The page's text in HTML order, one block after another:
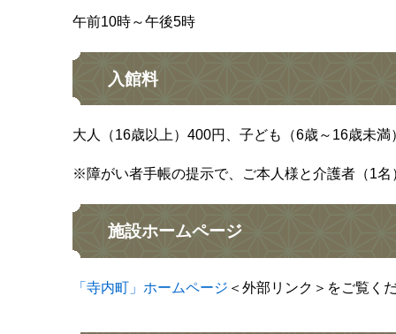
午前10時～午後5時
入館料
大人（16歳以上）400円、子ども（6歳～16歳未
※障がい者手帳の提示で、ご本人様と介護者（1名
施設ホームページ
「寺内町」ホームページ ＜外部リンク＞ をご覧く